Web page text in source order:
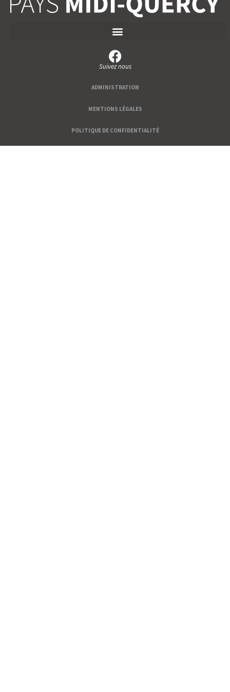
Suivez nous
ADMINISTRATION
MENTIONS LÉGALES
POLITIQUE DE CONFIDENTIALITÉ